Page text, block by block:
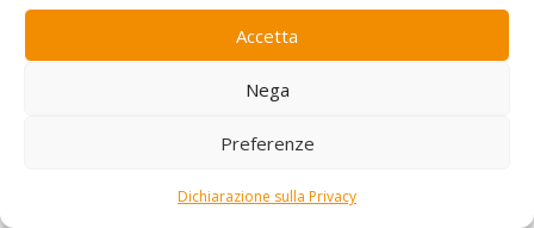
Accetta
Nega
Preferenze
Dichiarazione sulla Privacy